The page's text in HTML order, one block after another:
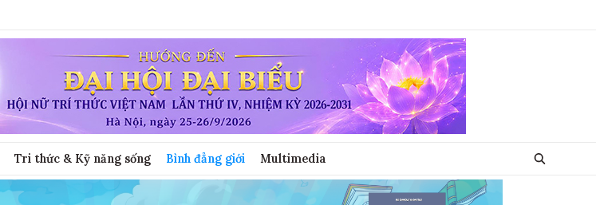
Tri thức & Kỹ năng sống Bình đẳng giới Multimedia